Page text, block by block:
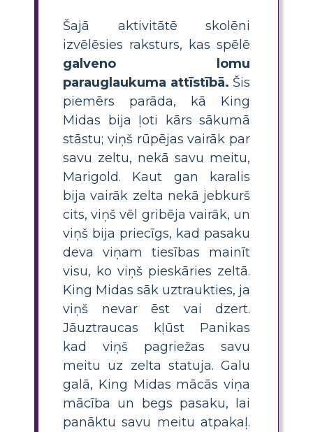
Šajā aktivitātē skolēni
izvēlēsies raksturs, kas spēlē
galveno lomu
parauglaukuma attīstībā. Šis
piemērs parāda, kā King
Midas bija ļoti kārs sākumā
stāstu; viņš rūpējas vairāk par
savu zeltu, nekā savu meitu,
Marigold. Kaut gan karalis
bija vairāk zelta nekā jebkurš
cits, viņš vēl gribēja vairāk, un
viņš bija priecīgs, kad pasaku
deva viņam tiesības mainīt
visu, ko viņš pieskāries zeltā.
King Midas sāk uztraukties, ja
viņš nevar ēst vai dzert.
Jāuztraucas kļūst Panikas
kad viņš pagriežas savu
meitu uz zelta statuja. Galu
galā, King Midas mācās viņa
mācība un begs pasaku, lai
panāktu savu meitu atpakaļ.